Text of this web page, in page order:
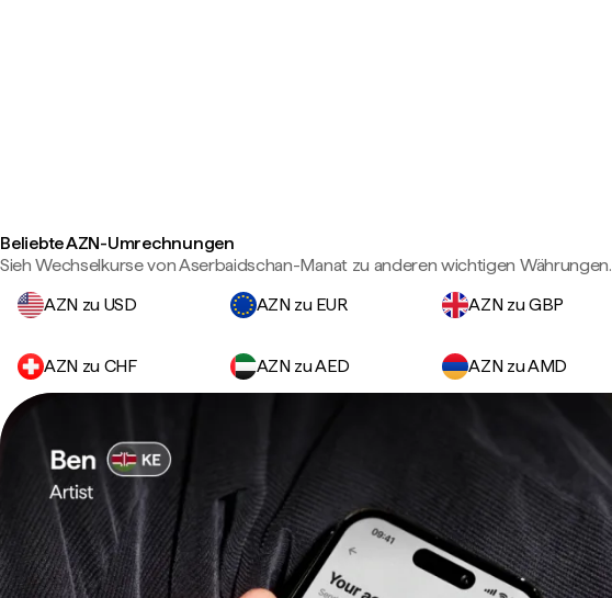
Beliebte AZN-Umrechnungen
Sieh Wechselkurse von Aserbaidschan-Manat zu anderen wichtigen Währungen.
AZN zu USD
AZN zu EUR AZN zu GBP
AZN zu CHF AZN zu AED AZN zu AMD